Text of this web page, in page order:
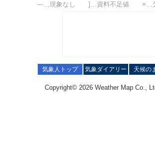
---…現象なし ]…資料不足値 ×…
気象人トップ 気象ダイアリー 天候の
Copyright© 2026 Weather Map Co.,